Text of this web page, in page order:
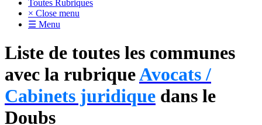
Toutes Rubriques
× Close menu
☰ Menu
Liste de toutes les communes
avec la rubriqueAvocats /
Cabinets juridique dans le
Doubs